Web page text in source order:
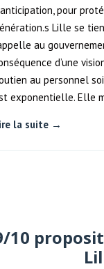
pour
Lille se
au
d’une
au personnel
exponentielle. Elle
la suite →
10